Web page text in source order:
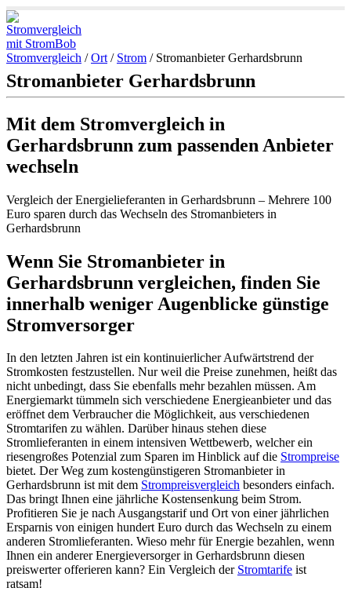
Stromvergleich /Ort / Strom / Stromanbieter Gerhardsbrunn
Stromanbieter Gerhardsbrunn
Mit dem Stromvergleich in
Gerhardsbrunn zum passenden Anbieter
wechseln
Vergleich der Energielieferanten in Gerhardsbrunn – Mehrere 100
Euro sparen durch das Wechseln des Stromanbieters in
Gerhardsbrunn
Wenn Sie Stromanbieter in
Gerhardsbrunn vergleichen, finden Sie
innerhalb weniger Augenblicke günstige
Stromversorger
In den letzten Jahren ist ein kontinuierlicher Aufwärtstrend der
Stromkosten festzustellen. Nur weil die Preise zunehmen, heißt das
nicht unbedingt, dass Sie ebenfalls mehr bezahlen müssen. Am
Energiemarkt tümmeln sich verschiedene Energieanbieter und das
eröffnet dem Verbraucher die Möglichkeit, aus verschiedenen
Stromtarifen zu wählen. Darüber hinaus stehen diese
Stromlieferanten in einem intensiven Wettbewerb, welcher ein
riesengroßes Potenzial zum Sparen im Hinblick auf die Strompreise
bietet. Der Weg zum kostengünstigeren Stromanbieter in
Gerhardsbrunn ist mit dem Strompreisvergleich besonders einfach.
Das bringt Ihnen eine jährliche Kostensenkung beim Strom.
Profitieren Sie je nach Ausgangstarif und Ort von einer jährlichen
Ersparnis von einigen hundert Euro durch das Wechseln zu einem
anderen Stromlieferanten. Wieso mehr für Energie bezahlen, wenn
Ihnen ein anderer Energieversorger in Gerhardsbrunn diesen
preiswerter offerieren kann? Ein Vergleich der Stromtarife ist
ratsam!